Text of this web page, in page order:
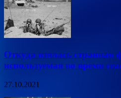
Откуда взялась странная
используемая во время
27.10.2021